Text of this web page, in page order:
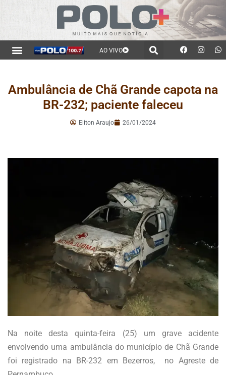
AO VIVO
Ambulância de Chã Grande capota na
BR-232; paciente faleceu
Eliton Araujo 26/01/2024
Na noite desta quinta-feira (25) um grave acidente
envolvendo uma ambulância do município de Chã Grande
foi registrado na BR-232 em Bezerros, no Agreste de